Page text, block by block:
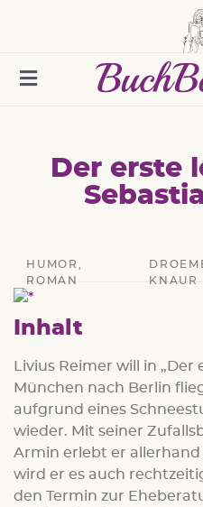
Der erste
HUMOR
ROMAN
KNAUR
Inhalt
Livius Reimer will in „Der
München nach Berlin
aufgrund eines
wieder. Mit seiner
Armin erlebt er allerhand
wird er es auch
den Termin zur